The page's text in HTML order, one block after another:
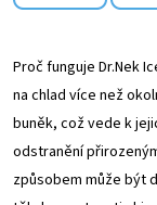
Proč funguje Dr.Nek
na chlad více než
buněk, což vede k
odstranění
způsobem může být